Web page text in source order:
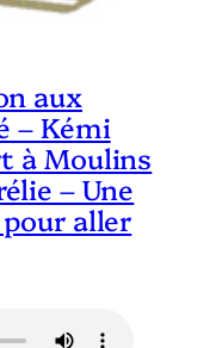
aux
– Kémi
à Moulins
– Une
aller